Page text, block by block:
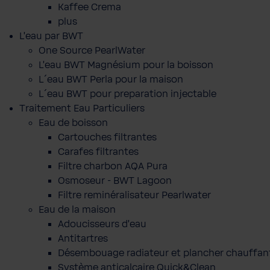
Kaffee Crema
plus
L'eau par BWT
One Source PearlWater
L’eau BWT Magnésium pour la boisson
L´eau BWT Perla pour la maison
L´eau BWT pour preparation injectable
Traitement Eau Particuliers
Eau de boisson
Cartouches filtrantes
Carafes filtrantes
Filtre charbon AQA Pura
Osmoseur - BWT Lagoon
Filtre reminéralisateur Pearlwater
Eau de la maison
Adoucisseurs d'eau
Antitartres
Désembouage radiateur et plancher
Système anticalcaire Quick&Clean